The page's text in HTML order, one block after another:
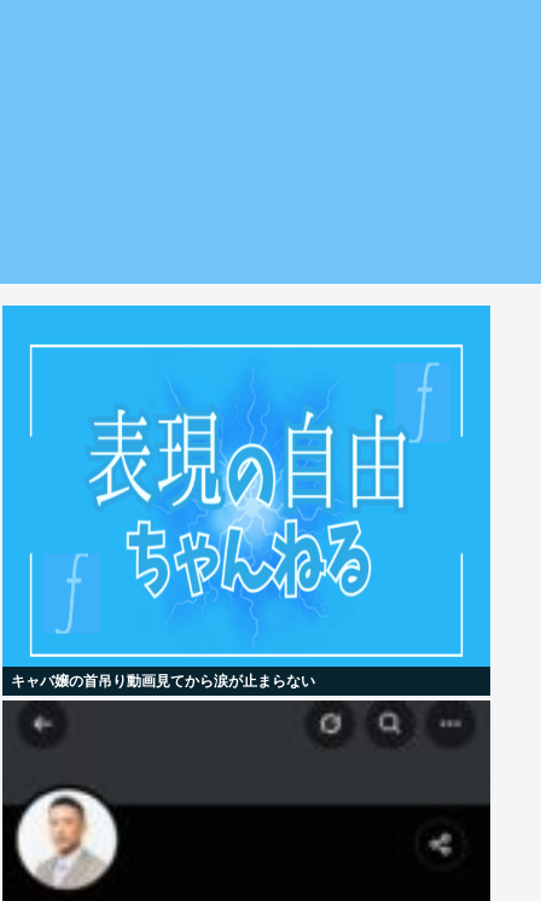
キャバ嬢の首吊り動画見てから涙が止まらない